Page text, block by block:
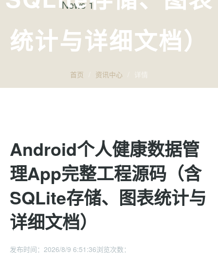
统计与详细文档）
首页 资讯中心 详情
Android个人健康数据管
理App完整工程源码（含
SQLite存储、图表统计与
详细文档）
发布时间：2026/8/9 6:51:36浏览次数：